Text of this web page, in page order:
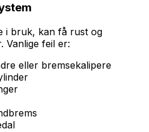
i bruk, kan få rust og
Vanlige feil er:
eller bremsekalipere